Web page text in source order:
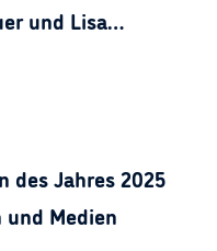
und Lisa
des Jahres 2025
Medien